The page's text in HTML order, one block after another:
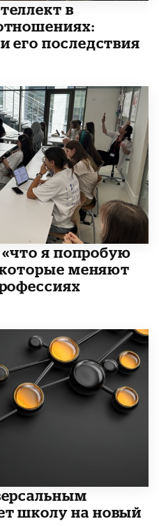
в
его последствия
«что я попробую
которые меняют
школу на новый